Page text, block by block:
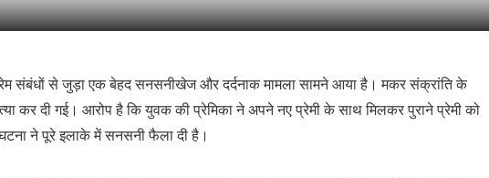
संबंधों से जुड़ा एक बेहद सनसनीखेज और दर्दनाक मामला सामने आया है। मकर संक्रांति के
कर दी गई। आरोप है कि युवक की प्रेमिका ने अपने नए प्रेमी के साथ मिलकर पुराने प्रेमी को
ने पूरे इलाके में सनसनी फैला दी है।